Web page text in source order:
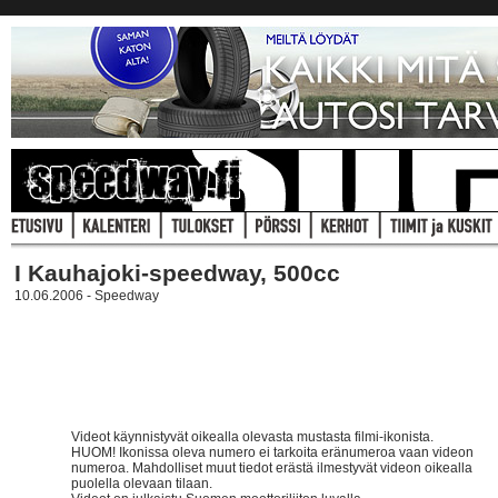
I Kauhajoki-speedway, 500cc
10.06.2006 - Speedway
Videot käynnistyvät oikealla olevasta mustasta filmi-ikonista.
HUOM! Ikonissa oleva numero ei tarkoita eränumeroa vaan videon
numeroa. Mahdolliset muut tiedot erästä ilmestyvät videon oikealla
puolella olevaan tilaan.